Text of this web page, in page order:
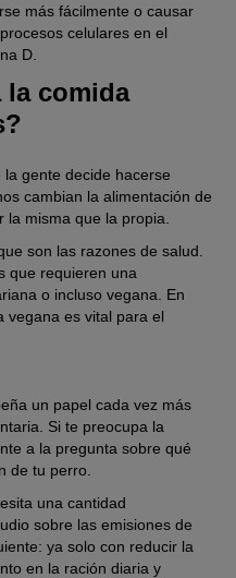
más fácilmente o causar
celulares en el
D.
la comida
gente decide hacerse
cambian la alimentación de
misma que la propia.
son las razones de salud.
que requieren una
o incluso vegana. En
vegana es vital para el
un papel cada vez más
Si te preocupa la
a la pregunta sobre qué
de tu perro.
una cantidad
sobre las emisiones de
ya solo con reducir la
en la ración diaria y